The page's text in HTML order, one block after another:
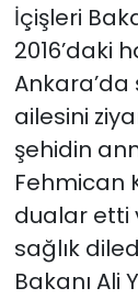
İçişleri
2016’daki
Ankara’da
ailesini
şehidin
Fehmican
dualar etti
sağlık
Bakanı Ali